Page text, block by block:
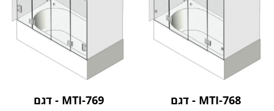
MTI-768 - דגם
MTI-769 - דגם